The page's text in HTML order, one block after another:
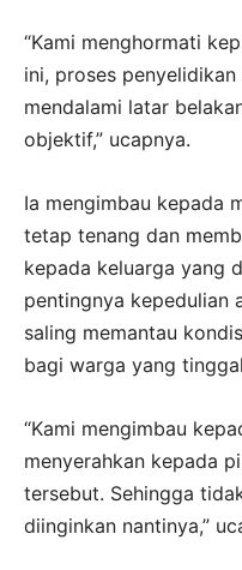
“Kami menghormati
ini, proses
mendalami latar
objektif,” ucapnya.
Ia mengimbau kepada
tetap tenang dan
kepada keluarga yang
pentingnya kepedulian
saling memantau
bagi warga yang
“Kami mengimbau
menyerahkan kepada
tersebut. Sehingga
diinginkan nantinya,”